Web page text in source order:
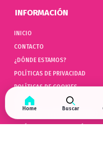
INFORMACIÓN
INICIO
CONTACTO
¿DÓNDE ESTAMOS?
POLÍTICAS DE PRIVACIDAD
POLÍTICAS DE COOKIES
AYUDA
Home Buscar